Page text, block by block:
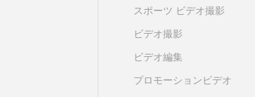
スポーツ ビデオ撮影
ビデオ撮影
ビデオ編集
プロモーションビデオ